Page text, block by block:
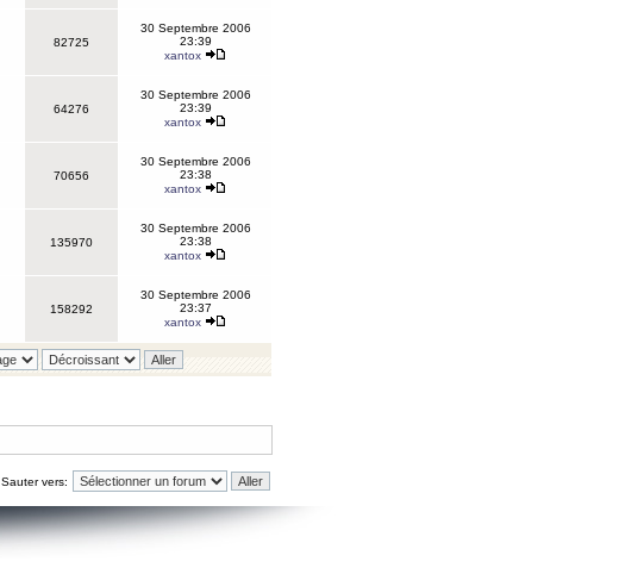
82725
30 Septembre 2006
23:39
xantox
64276
30 Septembre 2006
23:39
xantox
70656
30 Septembre 2006
23:38
xantox
135970
30 Septembre 2006
23:38
xantox
158292
30 Septembre 2006
23:37
xantox
Sauter vers: